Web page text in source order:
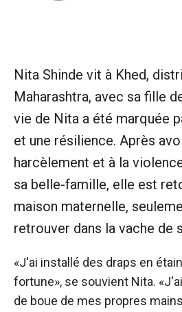
Nita Shinde vit à Khed,
Maharashtra, avec sa fille
vie de Nita a été marquée
et une résilience. Après
harcèlement et à la
sa belle-famille, elle est
maison maternelle,
retrouver dans la vache de
«J'ai installé des draps en
fortune», se souvient Nita.
de boue de mes propres